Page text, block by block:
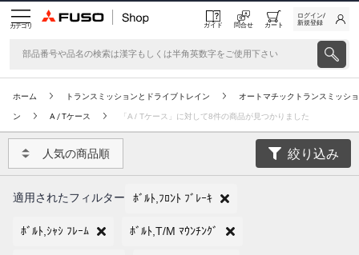
カテゴリ ガイド 問合せ カート
ログイン/
新規登録
ホーム トランスミッションとドライブトレイン オートマチックトランスミッショ
ン A / Tケース 「A / Tケース」に対して8件の商品が見つかりました
人気の商品順 絞り込み
適用されたフィルター ﾎﾞﾙﾄ,ﾌﾛﾝﾄ ﾌﾞﾚｰｷ
ﾎﾞﾙﾄ,ｼｬｼ ﾌﾚｰﾑ ﾎﾞﾙﾄ,T/M ﾏｳﾝﾁﾝｸﾞ